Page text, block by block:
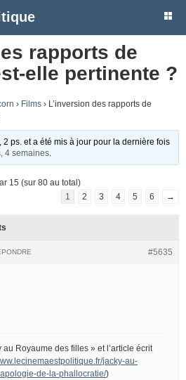
rapports de
elle pertinente ?
› Films › L’inversion des rapports de
ps. et a été mis à jour pour la dernière fois
4 semaines
15 (sur 80 au total)
1
2 3 4 5 6 →
#5635
Royaume des filles » et l’article écrit
jacky-au-
de-la-phallocratie/)